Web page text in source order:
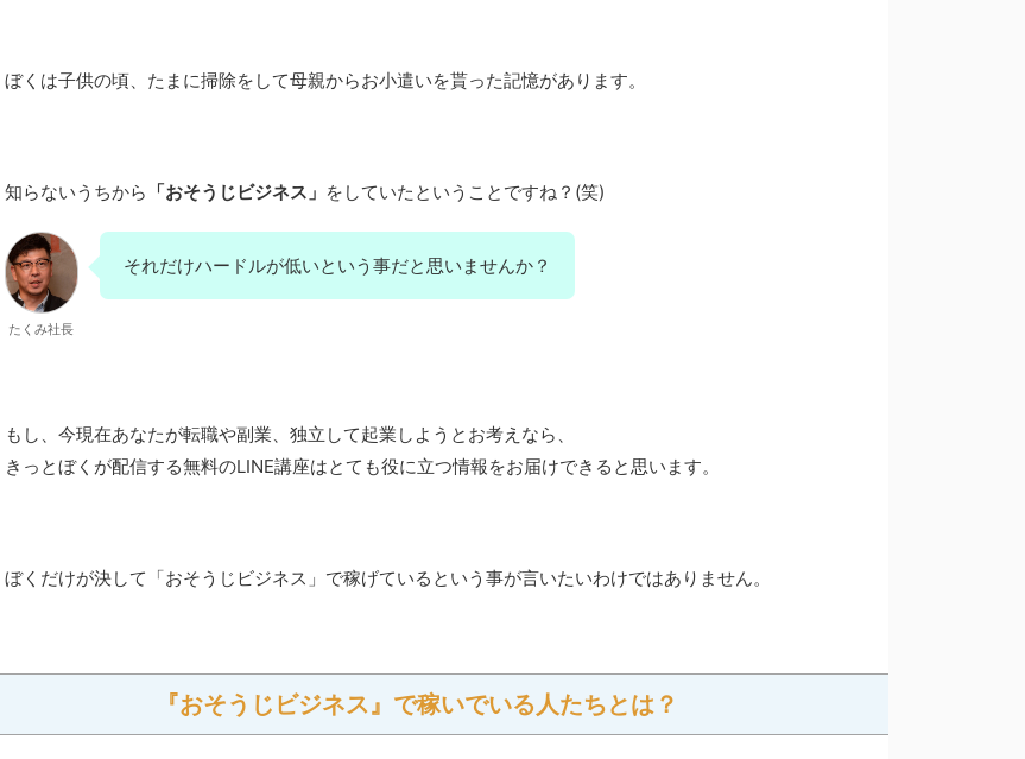
ぼくは子供の頃、 たまに掃除をして母親からお小遣いを貰った記憶があります。
知らないうちから 「おそうじビジネス」 をしていた ということですね？(笑)
たくみ社長
それだけハードルが低いという事だと思いませんか？
もし、 今現在あなたが転職や副業、 独立して起業しようとお考えなら、
きっとぼくが配信する無料のLINE講座はとても役に立つ情報をお届けできると思います。
ぼくだけが決して 「おそうじビジネス」で稼げているという事が言いたいわけではありません。
『おそうじビジネス』で稼いでいる人たちとは？